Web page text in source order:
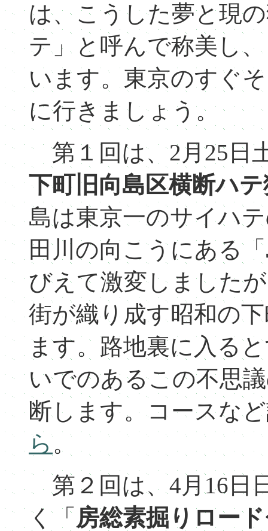
は、こうした夢と現
テ」と呼んで称美し
います。東京のすぐ
に行きましょう。
第１回は、2月25日
下町旧向島区横断ハ
島は東京一のサイハ
田川の向こうにある
びえて激変しました
街が織り成す昭和の
ます。路地裏に入る
いでのあるこの不思
断します。コースな
ら。
第２回は、4月16日
く「 房総素掘りロード